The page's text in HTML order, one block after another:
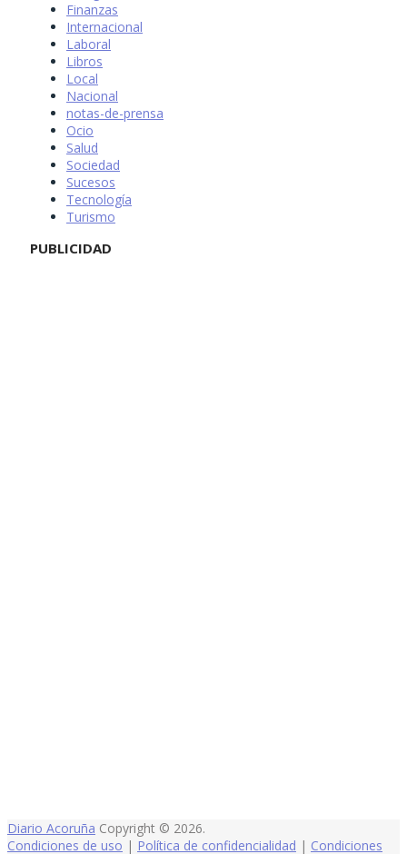
Finanzas
Internacional
Laboral
Libros
Local
Nacional
notas-de-prensa
Ocio
Salud
Sociedad
Sucesos
Tecnología
Turismo
PUBLICIDAD
Diario Acoruña Copyright © 2026.
Condiciones de uso | Política de confidencialidad | Condiciones